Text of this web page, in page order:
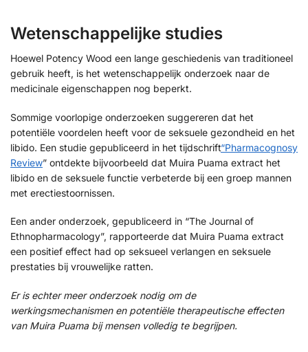
Wetenschappelijke studies
Hoewel Potency Wood een lange geschiedenis van traditioneel
gebruik heeft, is het wetenschappelijk onderzoek naar de
medicinale eigenschappen nog beperkt.
Sommige voorlopige onderzoeken suggereren dat het
potentiële voordelen heeft voor de seksuele gezondheid en het
libido. Een studie gepubliceerd in het tijdschrift“Pharmacognosy
Review” ontdekte bijvoorbeeld dat Muira Puama extract het
libido en de seksuele functie verbeterde bij een groep mannen
met erectiestoornissen.
Een ander onderzoek, gepubliceerd in “The Journal of
Ethnopharmacology”, rapporteerde dat Muira Puama extract
een positief effect had op seksueel verlangen en seksuele
prestaties bij vrouwelijke ratten.
Er is echter meer onderzoek nodig om de
werkingsmechanismen en potentiële therapeutische effecten
van Muira Puama bij mensen volledig te begrijpen.